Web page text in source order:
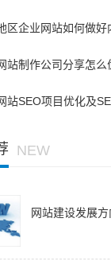
区企业网站如何做好
站制作公司分享怎么
名！
站SEO项目优化及
NEW
网站建设发展方